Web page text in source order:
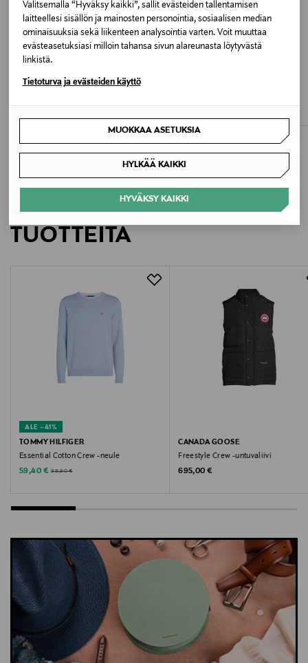
Valitsemalla “Hyväksy kaikki”, sallit evästeiden tallentamisen
laitteellesi sisällön ja mainosten personointia, sosiaalisen median
ominaisuuksia sekä liikenteen analysointia varten. Voit muuttaa
evästeasetuksiasi milloin tahansa sivun alareunasta löytyvästä
linkistä.
Tietoturva ja evästeiden käyttö
MUOKKAA ASETUKSIA
HYLKÄÄ KAIKKI
HYVÄKSY KAIKKI
Valmistusmaa
Romania
Valmistajan osoite
Stockmann, Lindex Group Oyj, Aleksanterinkatu 52 B,
Avainsanat
hybriditakki, merinoneuletakki, neuletakki,
untuvatakki, toppatakki, neule, Canada Goose,
THE NORTH FACE
LISÄÄ KIINNOSTAVIA
TUOTTEITA
ALE –41%
TOMMY HILFIGER
Essential Cotton Crew -neule
Discounted Price
59,40 € Original Price
99,90 €
CANADA GOOSE
Freestyle Crew -untuvaliivi
Original Price
695,00 €